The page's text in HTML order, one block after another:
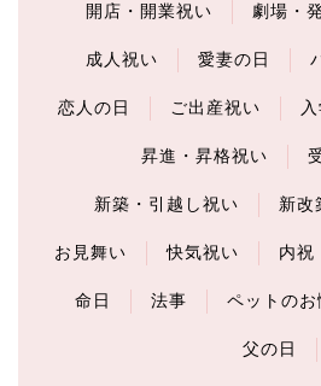
開店・開業祝い 劇場・
成人祝い 愛妻の日
恋人の日 ご出産祝い
昇進・昇格祝い
新築・引越し祝い 新改
お見舞い 快気祝い 内祝
命日 法事 ペットのお
父の日